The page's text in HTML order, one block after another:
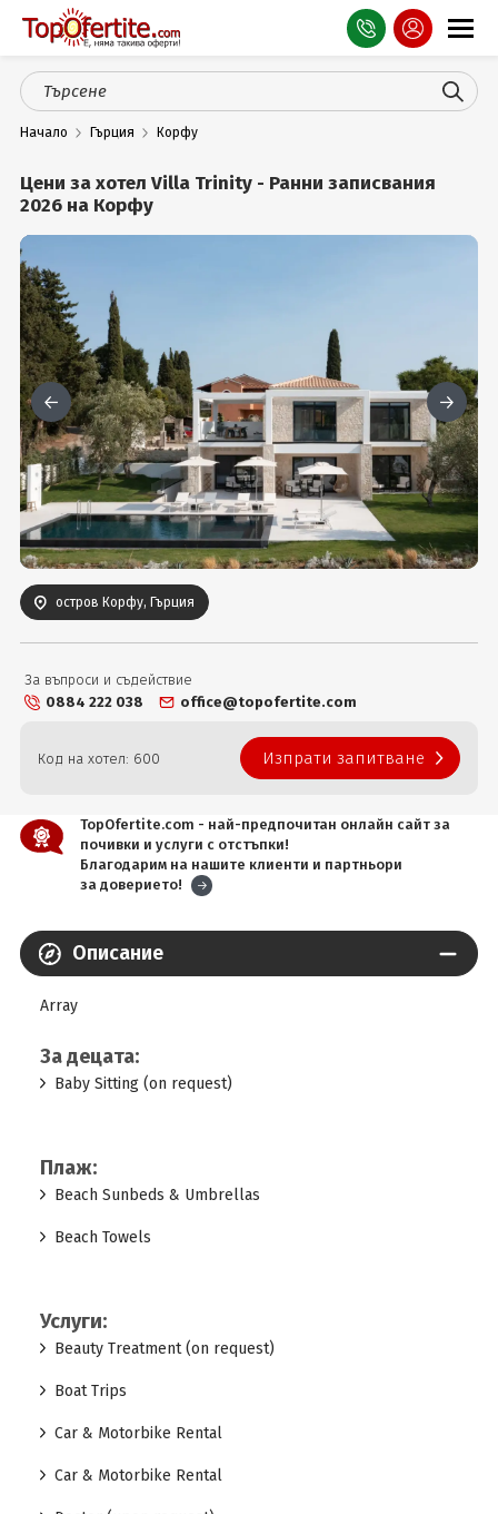
Оферти
СПА
Планина
Море
Чужбина
Празници
Турция
Гърция
Услуги
Вход
Начало Гърция Корфу
Цени за хотел Villa Trinity - Ранни записвания
2026 на Корфу
остров Корфу, Гърция
За въпроси и съдействие
0884 222 038
office@topofertite.com
Код на хотел: 600 Изпрати запитване
TopOfertite.com - най-предпочитан онлайн сайт за
почивки и услуги с отстъпки!
Благодарим на нашите клиенти и партньори
за доверието!
Описание
Array
За децата:
Baby Sitting (on request)
Плаж:
Beach Sunbeds & Umbrellas
Beach Towels
Услуги:
Beauty Treatment (on request)
Boat Trips
Car & Motorbike Rental
Car & Motorbike Rental